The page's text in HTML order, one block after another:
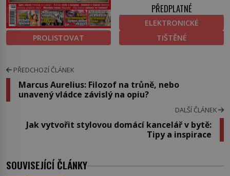
PROLISTOVAT
PŘEDPLATNÉ
ELEKTRONICKÉ
TIŠTĚNÉ
PŘEDCHOZÍ ČLÁNEK
Marcus Aurelius: Filozof na trůně, nebo
unavený vládce závislý na opiu?
DALŠÍ ČLÁNEK
Jak vytvořit stylovou domácí kancelář v bytě:
Tipy a inspirace
SOUVISEJÍCÍ ČLÁNKY